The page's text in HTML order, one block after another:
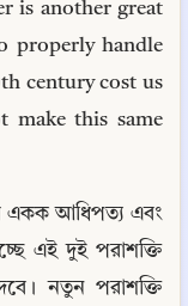
is another great
properly handle
century cost us
make this same
একক আধিপত্য এবং
এই দুই পরাশক্তি
নতুন পরাশক্তি